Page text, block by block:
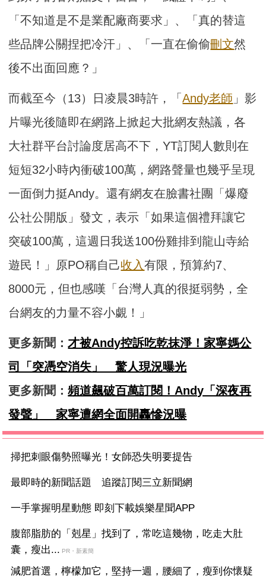
「不知道是不是業配廠商要求」、「真的替這
些品牌公關捏把冷汗」、「一直在偷偷刪文然
後不出面回應？」
而截至今（13）日凌晨3時許，「Andy老師 」影
片曝光後隨即在網路上掀起大批網友熱議，各
大社群平台討論度居高不下，YT訂閱人數則在
短短32小時內衝破100萬，網路聲量也幾乎呈現
一面倒力挺Andy。還有網友在臉書社團「爆廢
公社公開版」發文，表示「如果這個禮拜讓它
突破100萬，這週日我送100份雞排到龍山寺給
遊民！」原PO稱自己收入有限，預算約7、
8000元，但也感嘆「台灣人真的很挺弱勢，全
台網友的力量不容小覷！」
更多新聞： 才被Andy控訴吃乾抹淨！家寧媽公
司「突憑空消失」 驚人現況曝光
更多新聞：頻道飆破百萬訂閱！Andy「深夜再
發聲」 家寧遭網全面開轟慘況曝
掃把刺眼傷勢照曝光！女師恐失明要提告
最即時的新聞話題 追蹤訂閱三立新聞網
一手掌握明星動態 即刻下載娛樂星聞APP
腹部脂肪的「剋星」找到了，常吃這幾物，吃走大肚
囊，瘦出... PR・新素簡
減肥首選，檸檬加它，堅持一週，腰細了，瘦到你懷疑